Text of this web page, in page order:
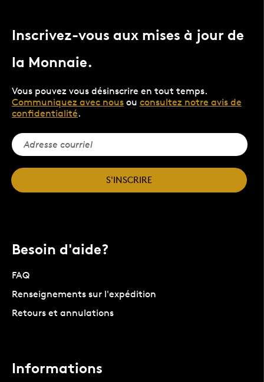
Inscrivez-vous aux mises à jour de
la Monnaie.
Vous pouvez vous désinscrire en tout temps.
Communiquez avec nous ou consultez notre avis de
confidentialité.
S'INSCRIRE
Besoin d'aide?
FAQ
Renseignements sur l'expédition
Retours et annulations
Informations